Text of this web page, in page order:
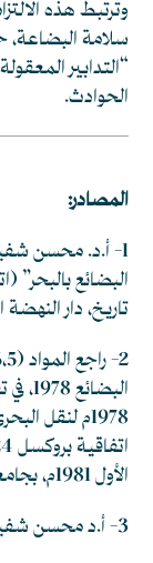
وترتبط هذه
سلامة البضاعة،
“التدابير
الحوادث.
المصادر:
1- أ.د. محسن
تاريخ، دار
1978م لنقل
الأول 1981م، بجامعة الأردنية، ص130ومابعدها.
3- أ.د محسن شفيف -المرجع السابق، ص65،64.